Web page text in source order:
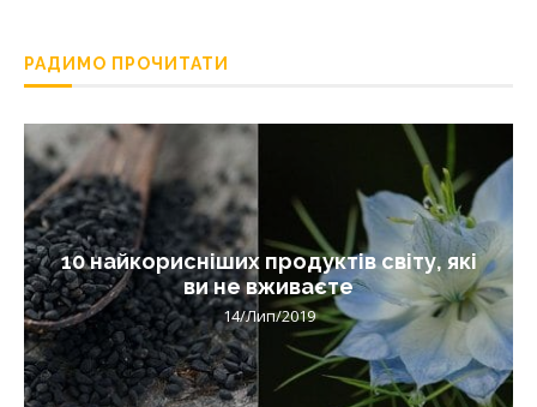
РАДИМО ПРОЧИТАТИ
10 найкорисніших продуктів світу, які
ви не вживаєте
14/Лип/2019